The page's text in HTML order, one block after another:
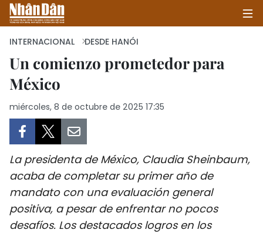
POLÍTICA
SOCIEDAD
SALUD - MEDIO AMBIENTE
CULTURA - ENTRETENIMIENTO
INTERNACIONAL DESDE HANÓI
Un comienzo prometedor para
México
miércoles, 8 de octubre de 2025 17:35
La presidenta de México, Claudia Sheinbaum,
acaba de completar su primer año de
mandato con una evaluación general
positiva, a pesar de enfrentar no pocos
desafíos. Los destacados logros en los